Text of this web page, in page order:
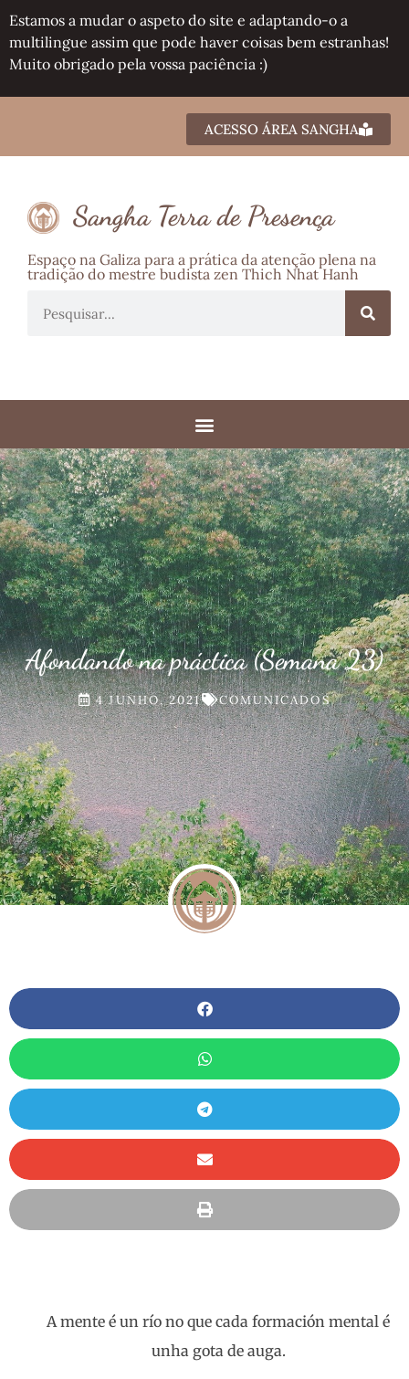
Estamos a mudar o aspeto do site e adaptando-o a
multilingue assim que pode haver coisas bem estranhas!
Muito obrigado pela vossa paciência :)
ACESSO ÁREA SANGHA
Sangha Terra de Presença
Espaço na Galiza para a prática da atenção plena na
tradição do mestre budista zen Thich Nhat Hanh
Afondando na práctica (Semana 23)
4 JUNHO, 2021 COMUNICADOS
A mente é un río no que cada formación mental é
unha gota de auga.